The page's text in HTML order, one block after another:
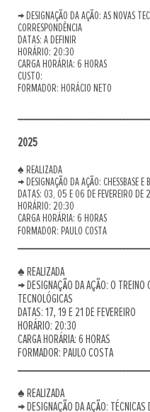
→ DESIGNAÇÃO DA AÇÃO: AS NOVAS
CORRESPONDÊNCIA
DATAS: A DEFINIR
HORÁRIO: 20:30
CARGA HORÁRIA: 6 HORAS
CUSTO:
FORMADOR: HORÁCIO NETO
2025
♠ REALIZADA
→ DESIGNAÇÃO DA AÇÃO: CHESSBASE E
DATAS: 03, 05 E 06 DE FEVEREIRO DE
HORÁRIO: 20:30
CARGA HORÁRIA: 6 HORAS
FORMADOR: PAULO COSTA
♠ REALIZADA
→ DESIGNAÇÃO DA AÇÃO: O TREINO
TECNOLÓGICAS
DATAS: 17, 19 E 21 DE FEVEREIRO
HORÁRIO: 20:30
CARGA HORÁRIA: 6 HORAS
FORMADOR: PAULO COSTA
♠ REALIZADA
→ DESIGNAÇÃO DA AÇÃO: TÉCNICAS